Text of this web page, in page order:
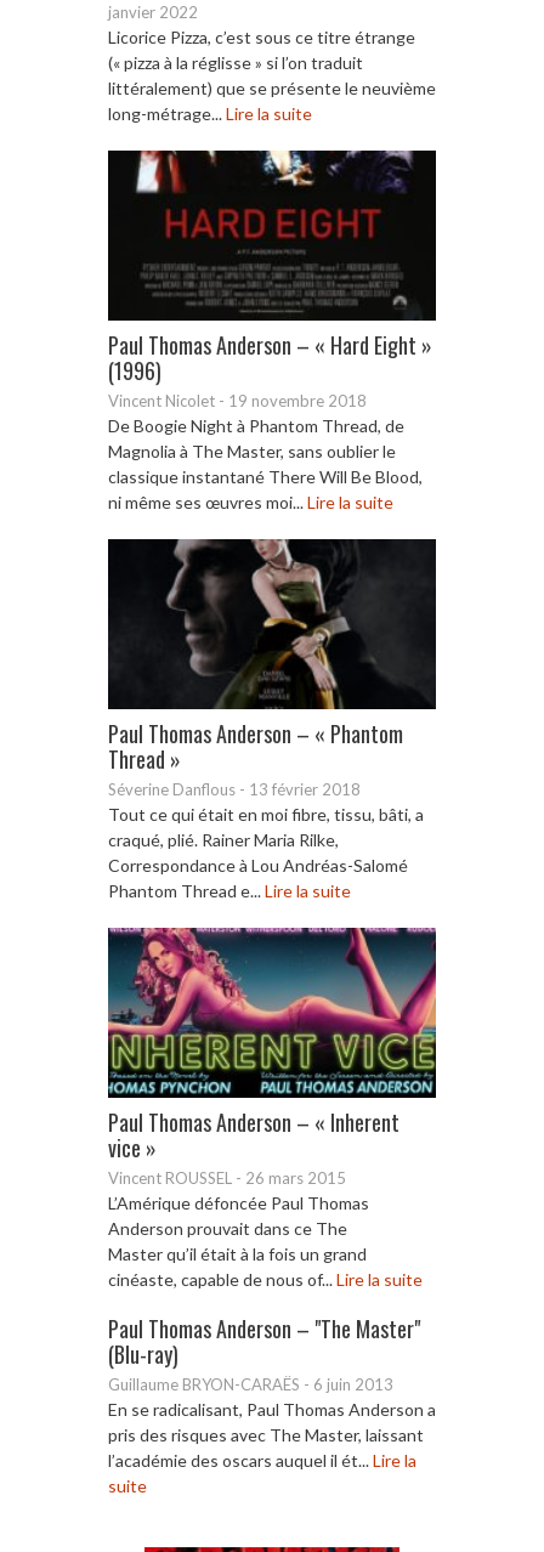
janvier 2022
Licorice Pizza, c’est sous ce titre étrange
(« pizza à la réglisse » si l’on traduit
littéralement) que se présente le neuvième
long-métrage...Lire la suite
Paul Thomas Anderson – « Hard Eight »
(1996)
Vincent Nicolet - 19 novembre 2018
De Boogie Night à Phantom Thread, de
Magnolia à The Master, sans oublier le
classique instantané There Will Be Blood,
ni même ses œuvres moi...Lire la suite
Paul Thomas Anderson – « Phantom
Thread »
Séverine Danflous - 13 février 2018
Tout ce qui était en moi fibre, tissu, bâti, a
craqué, plié. Rainer Maria Rilke,
Correspondance à Lou Andréas-Salomé
Phantom Thread e...Lire la suite
Paul Thomas Anderson – « Inherent
vice »
Vincent ROUSSEL - 26 mars 2015
L’Amérique défoncée Paul Thomas
Anderson prouvait dans ce The
Master qu’il était à la fois un grand
cinéaste, capable de nous of...Lire la suite
Paul Thomas Anderson – "The Master"
(Blu-ray)
Guillaume BRYON-CARAËS - 6 juin 2013
En se radicalisant, Paul Thomas Anderson a
pris des risques avec The Master, laissant
l’académie des oscars auquel il ét...Lire la
suite